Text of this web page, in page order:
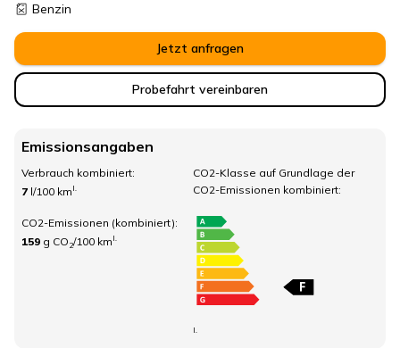
Benzin
Jetzt anfragen
Probefahrt vereinbaren
Emissionsangaben
Verbrauch kombiniert:
7 l/100 km I.
CO2-Emissionen (kombiniert):
159 g CO 2/100 km I.
CO2-Klasse auf Grundlage der
CO2-Emissionen kombiniert:
I.